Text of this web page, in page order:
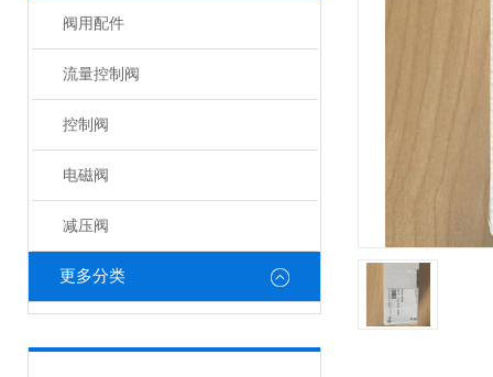
阀用配件
流量控制阀
控制阀
电磁阀
减压阀
更多分类